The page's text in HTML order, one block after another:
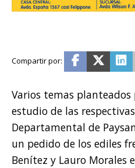
Varios temas
estudio de las
Departamental de
un pedido de los ediles
Benítez y Lauro Morales